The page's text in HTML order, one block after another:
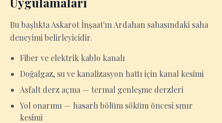
Bu başlıkta Askarot İnşaat'ın Ardahan sahasındaki saha
deneyimi belirleyicidir.
Fiber ve elektrik kablo kanalı
Doğalgaz, su ve kanalizasyon hattı için kanal kesimi
Asfalt derz açma — termal genleşme derzleri
Yol onarımı — hasarlı bölüm söküm öncesi sınır
kesimi